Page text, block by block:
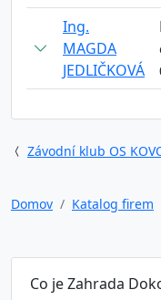
Ing.
MAGDA
JEDLIČKOVÁ
Závodní klub OS
Domov
Katalog firem
Co je Zahrada